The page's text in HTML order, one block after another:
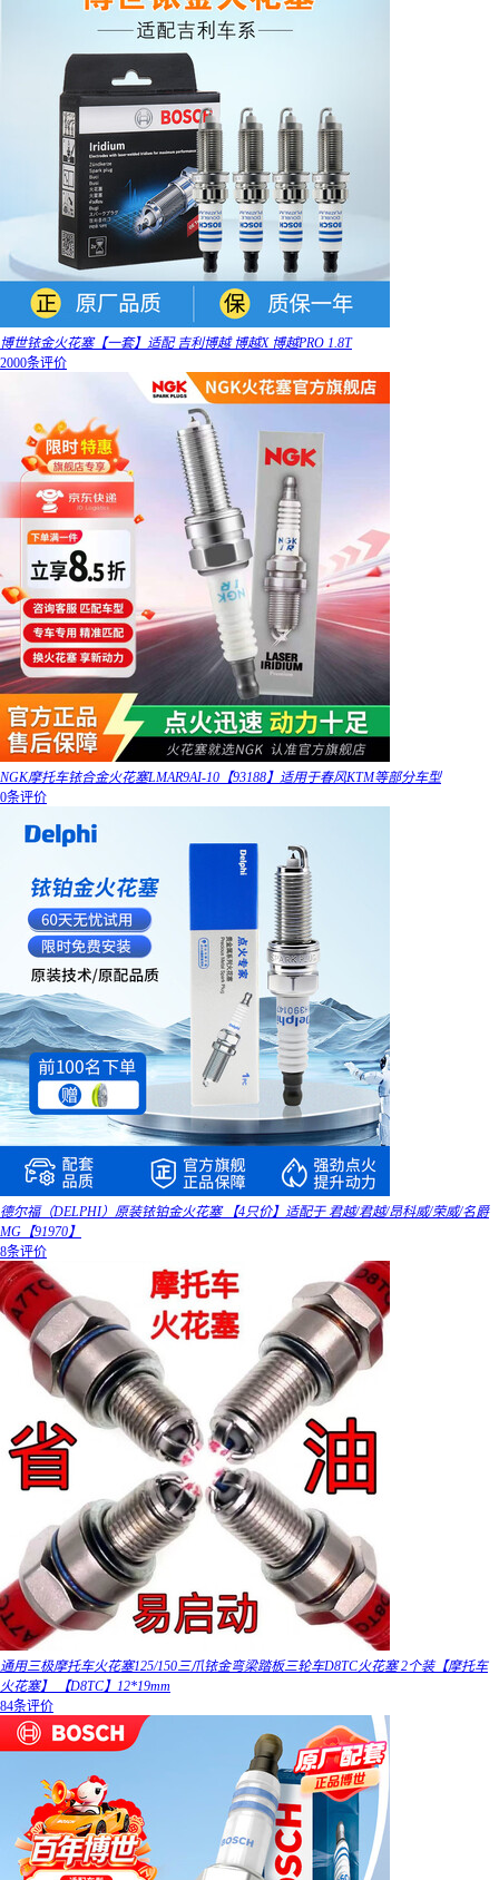
博世铱金火花塞【一套】适配 吉利博越 博越X 博越PRO 1.8T
2000条评价
NGK摩托车铱合金火花塞LMAR9AI-10【93188】适用于春风KTM等部分车型
0条评价
德尔福（DELPHI）原装铱铂金火花塞 【4只价】适配于 君越/君越/昂科威/荣威/名爵
MG【91970】
8条评价
通用三极摩托车火花塞125/150三爪铱金弯梁踏板三轮车D8TC火花塞 2个装【摩托车
火花塞】 【D8TC】12*19mm
84条评价